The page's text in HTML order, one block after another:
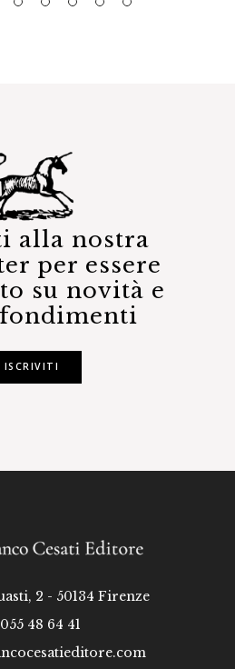
alla nostra
per essere
su novità e
ISCRIVITI
2 - 50134 Firenze
48 64 41